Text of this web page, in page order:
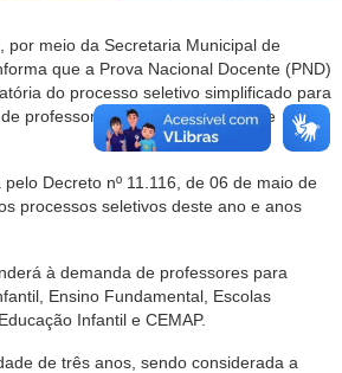
por meio da Secretaria Municipal de
que a Prova Nacional Docente (PND)
do processo seletivo simplificado para
professores da rede municipal de
Decreto nº 11.116, de 06 de maio de
processos seletivos deste ano e anos
à demanda de professores para
Ensino Fundamental, Escolas
Infantil e CEMAP.
de três anos, sendo considerada a